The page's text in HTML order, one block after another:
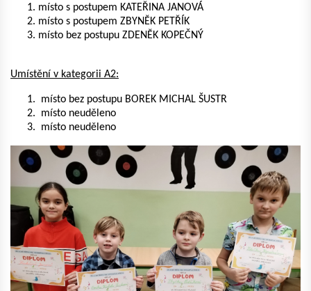
místo s postupem KATEŘINA JANOVÁ
místo s postupem ZBYNĚK PETŘÍK
místo bez postupu ZDENĚK KOPEČNÝ
Umístění v kategorii A2:
místo bez postupu BOREK MICHAL ŠUSTR
místo neuděleno
místo neuděleno